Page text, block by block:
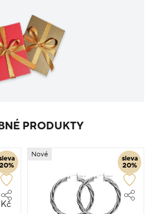
PRODUKTY
20%
sleva
20%
Nové